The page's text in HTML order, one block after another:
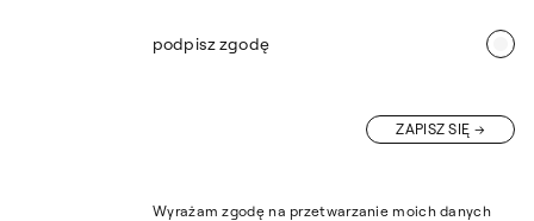
podpisz zgodę
ZAPISZ SIĘ
Wyrażam zgodę na przetwarzanie moich danych